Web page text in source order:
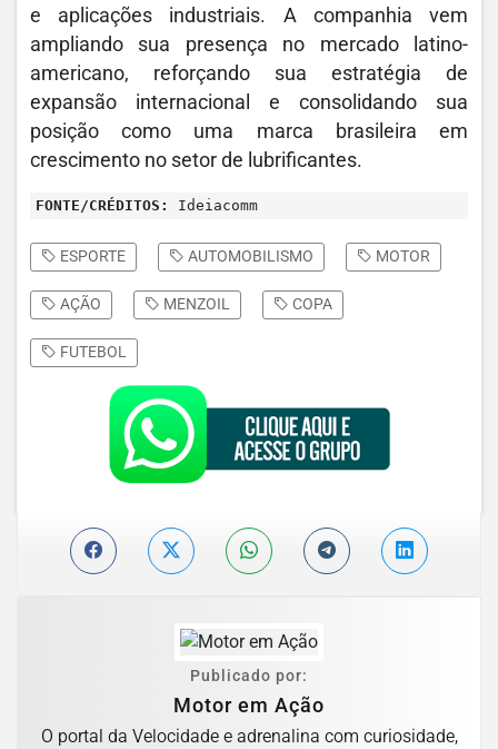
e aplicações industriais. A companhia vem
ampliando sua presença no mercado latino-
americano, reforçando sua estratégia de
expansão internacional e consolidando sua
posição como uma marca brasileira em
crescimento no setor de lubrificantes.
FONTE/CRÉDITOS: Ideiacomm
ESPORTE AUTOMOBILISMO MOTOR
AÇÃO MENZOIL COPA
FUTEBOL
Publicado por:
Motor em Ação
O portal da Velocidade e adrenalina com curiosidade,